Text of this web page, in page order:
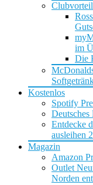
im
Die
Kostenlos
Spotify
Deutsches
Entdecke
ausleihen
Magazin
Amazon
Outlet
Norden